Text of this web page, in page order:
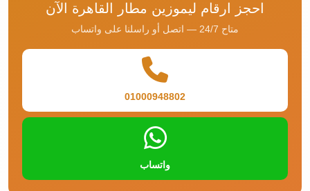
احجز ارقام ليموزين مطار القاهرة الآن
متاح 24/7 — اتصل أو راسلنا على واتساب
01000948802
واتساب